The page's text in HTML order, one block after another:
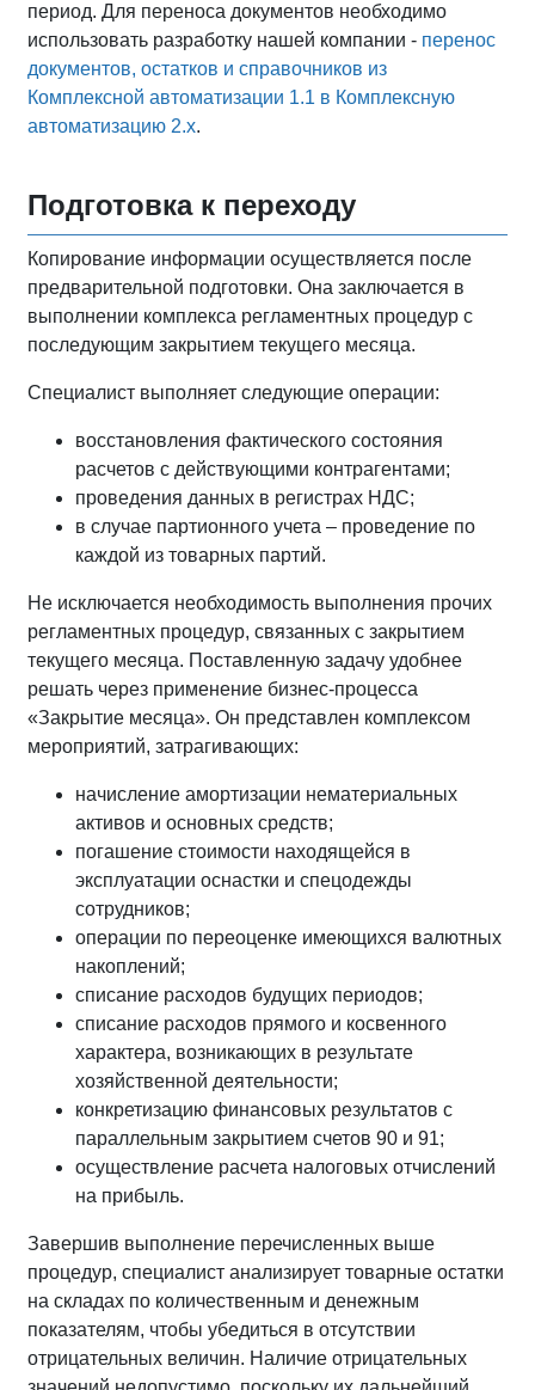
период. Для переноса документов необходимо
использовать разработку нашей компании - перенос
документов, остатков и справочников из
Комплексной автоматизации 1.1 в Комплексную
автоматизацию 2.х.
Подготовка к переходу
Копирование информации осуществляется после
предварительной подготовки. Она заключается в
выполнении комплекса регламентных процедур с
последующим закрытием текущего месяца.
Специалист выполняет следующие операции:
восстановления фактического состояния
расчетов с действующими контрагентами;
проведения данных в регистрах НДС;
в случае партионного учета – проведение по
каждой из товарных партий.
Не исключается необходимость выполнения прочих
регламентных процедур, связанных с закрытием
текущего месяца. Поставленную задачу удобнее
решать через применение бизнес-процесса
«Закрытие месяца». Он представлен комплексом
мероприятий, затрагивающих:
начисление амортизации нематериальных
активов и основных средств;
погашение стоимости находящейся в
эксплуатации оснастки и спецодежды
сотрудников;
операции по переоценке имеющихся валютных
накоплений;
списание расходов будущих периодов;
списание расходов прямого и косвенного
характера, возникающих в результате
хозяйственной деятельности;
конкретизацию финансовых результатов с
параллельным закрытием счетов 90 и 91;
осуществление расчета налоговых отчислений
на прибыль.
Завершив выполнение перечисленных выше
процедур, специалист анализирует товарные остатки
на складах по количественным и денежным
показателям, чтобы убедиться в отсутствии
отрицательных величин. Наличие отрицательных